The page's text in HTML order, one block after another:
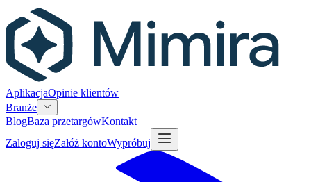
AplikacjaOpinie klientów
Branże
BlogBaza przetargówKontakt
Zaloguj sięZałóż kontoWypróbuj